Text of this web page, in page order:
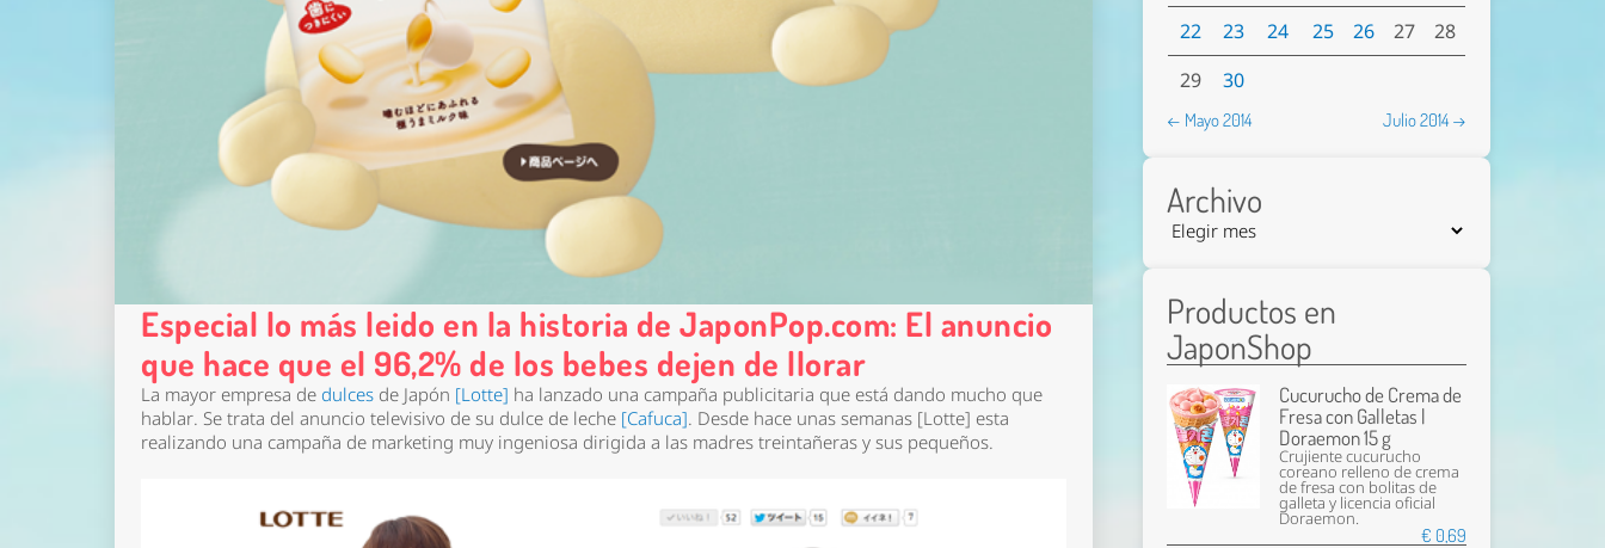
Especial lo más leido en la historia de JaponPop.com: El anuncio
que hace que el 96,2% de los bebes dejen de llorar
La mayor empresa de dulces de Japón [Lotte] ha lanzado una campaña publicitaria que está dando mucho que
hablar. Se trata del anuncio televisivo de su dulce de leche [Cafuca]. Desde hace unas semanas [Lotte] esta
realizando una campaña de marketing muy ingeniosa dirigida a las madres treintañeras y sus pequeños.
22
23 24 25 26 27
28
29
30
← Mayo 2014 Julio 2014 →
Archivo
Productos en
JaponShop
Cucurucho de Crema de
Fresa con Galletas |
Doraemon 15 g
Crujiente cucurucho
coreano relleno de crema
de fresa con bolitas de
galleta y licencia oficial
Doraemon.
€ 0,69